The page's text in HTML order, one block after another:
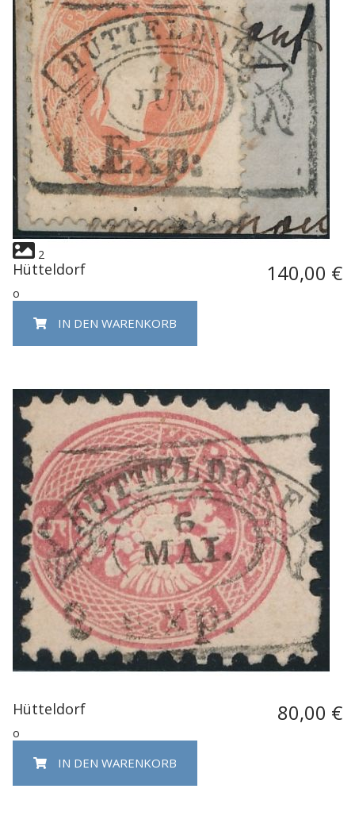
2
Hütteldorf 140,00 €
o
IN DEN WARENKORB
Hütteldorf 80,00 €
o
IN DEN WARENKORB